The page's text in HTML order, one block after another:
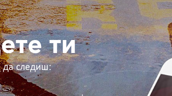
ти
да следиш: